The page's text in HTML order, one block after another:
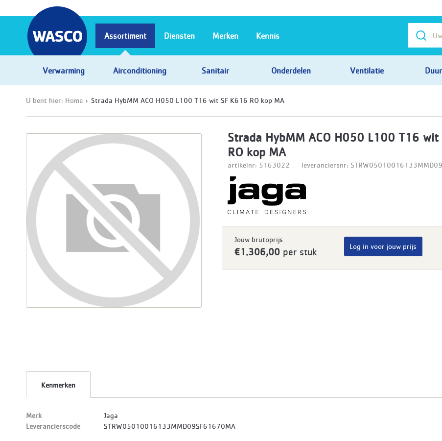
Assortiment
Verwarming Airconditioning Sanitair Onderdelen Ventilatie
Diensten Merken Kennis
U bent hier: Home Strada HybMM ACO H050 L100 T16 wit SF K616 RO kop MA
Strada HybMM ACO H050 L100 T16 wit
RO kop MA
artikelnr: 5163022 leveranciersnr:
Jouw brutoprijs
€1.306,00 per stuk
Log in voor jouw prijs
Kenmerken
Merk
Jaga
Leverancierscode
STRW05010016133MMD09SF61670MA